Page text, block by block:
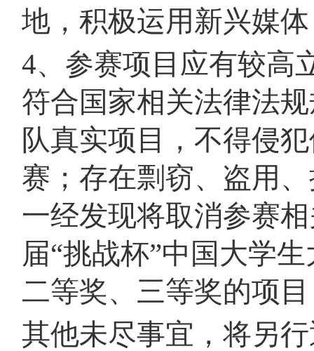
地，积极运用新兴媒
4、参赛项目应有较高
符合国家相关法律法
队真实项目，不得侵
赛；存在剽窃、盗用
一经发现将取消参赛
届“挑战杯”中国大学
二等奖、三等奖的项
其他未尽事宜，将另